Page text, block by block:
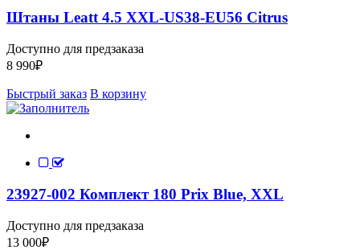
Штаны Leatt 4.5 XXL-US38-EU56 Citrus
Доступно для предзаказа
8 990₽
Быстрый заказ В корзину
23927-002 Комплект 180 Prix Blue, XXL
Доступно для предзаказа
13 000₽